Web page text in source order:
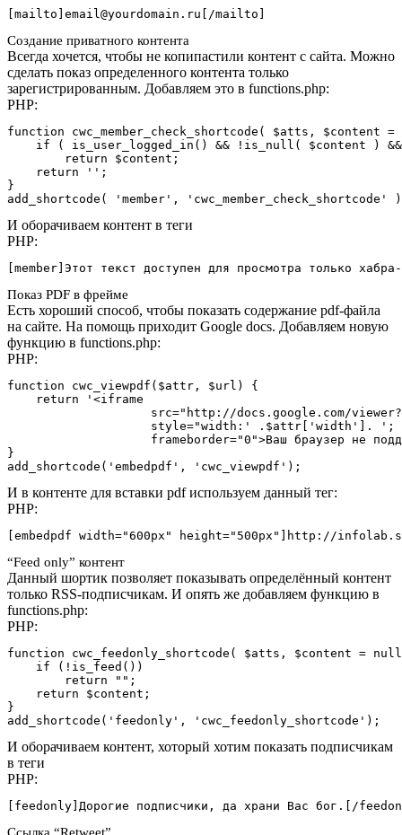
[mailto]email@yourdomain.ru[/mailto]
Создание приватного контента
Всегда хочется, чтобы не копипастили контент с сайта. Можно
сделать показ определенного контента только
зарегистрированным. Добавляем это в functions.php:
PHP:
function cwc_member_check_shortcode( $atts, $content
if ( is_user_logged_in() && !is_null( $content )
        return $content;
    return '';
}
add_shortcode( 'member', 'cwc_member_check_shortcode'
И оборачиваем контент в теги
PHP:
[member]Этот текст доступен для просмотра только
Показ PDF в фрейме
Есть хороший способ, чтобы показать содержание pdf-файла
на сайте. На помощь приходит Google docs. Добавляем новую
функцию в functions.php:
PHP:
function cwc_viewpdf($attr, $url) {
    return '<iframe
src="http://docs.google.com/
style="width:' .$attr['width'].
frameborder="0">Ваш браузер не
}
add_shortcode('embedpdf', 'cwc_viewpdf');
И в контенте для вставки pdf используем данный тег:
PHP:
[embedpdf width="600px" height="500px"]http://
“Feed only” контент
Данный шортик позволяет показывать определённый контент
только RSS-подписчикам. И опять же добавляем функцию в
functions.php:
PHP:
function cwc_feedonly_shortcode( $atts, $content =
    if (!is_feed())
        return "";
    return $content;
}
add_shortcode('feedonly', 'cwc_feedonly_shortcode');
И оборачиваем контент, хоторый хотим показать подписчикам
в теги
PHP:
[feedonly]Дорогие подписчики, да храни Вас бог.[/